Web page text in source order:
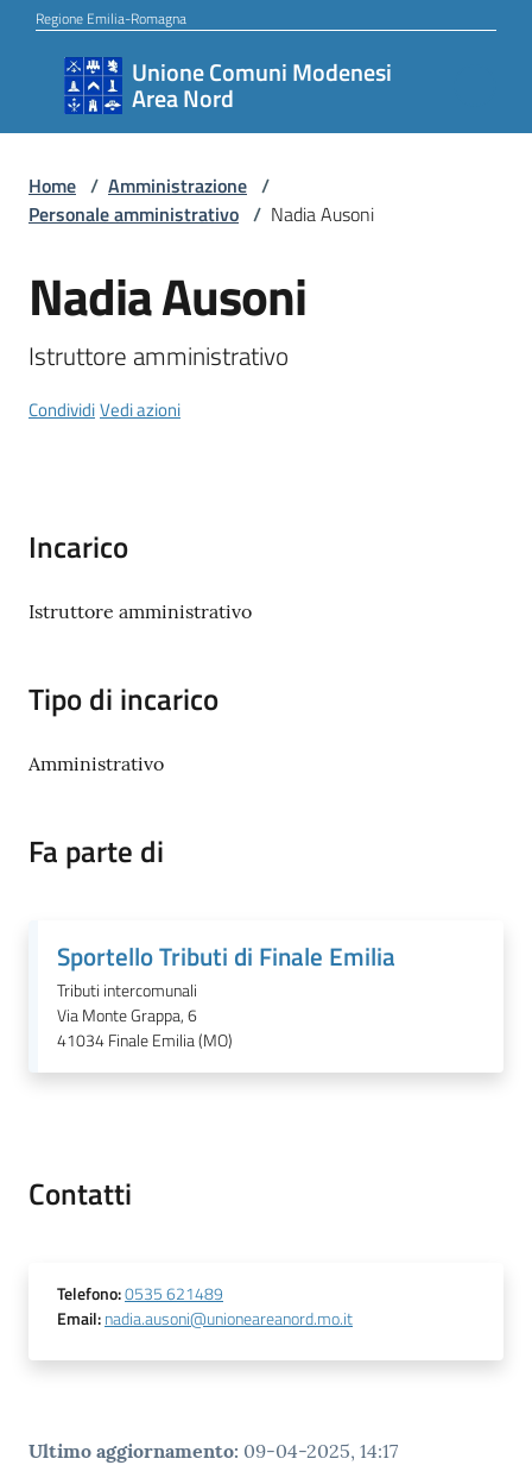
Vai al contenuto
Vai alla navigazione
Vai al footer
Regione Emilia-Romagna
Unione Comuni Modenesi
Area Nord
Unione
Comuni
Area
Nord
Novità
Documenti
Scopri
Tutti
argomenti...
Seguici
Home / Amministrazione /
Personale amministrativo / Nadia Ausoni
Salta al contenuto
Nadia Ausoni
Istruttore amministrativo
CondividiVedi azioni
Incarico
Istruttore amministrativo
Tipo di incarico
Amministrativo
Fa parte di
Sportello Tributi di Finale Emilia
Tributi intercomunali
Via Monte Grappa, 6
41034Finale Emilia (MO)
Contatti
Telefono:0535 621489
Email:nadia.ausoni@unioneareanord.mo.it
Ultimo aggiornamento: 09-04-2025, 14:17